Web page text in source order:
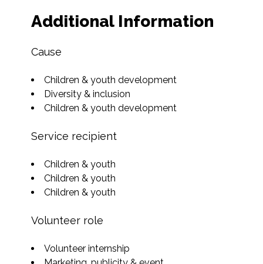
Additional Information
Cause
Children & youth development
Diversity & inclusion
Children & youth development
Service recipient
Children & youth
Children & youth
Children & youth
Volunteer role
Volunteer internship